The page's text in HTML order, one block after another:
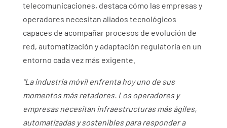
telecomunicaciones, destaca cómo las empresas y
operadores necesitan aliados tecnológicos
capaces de acompañar procesos de evolución de
red, automatización y adaptación regulatoria en un
entorno cada vez más exigente.
“La industria móvil enfrenta hoy uno de sus
momentos más retadores. Los operadores y
empresas necesitan infraestructuras más ágiles,
automatizadas y sostenibles para responder a